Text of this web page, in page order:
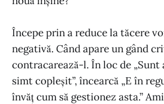
Începe prin a reduce la tăcere
negativă. Când apare un gând
contracarează-l. În loc de „Sunt
simt copleșit”, încearcă „E în
învăț cum să gestionez asta.”